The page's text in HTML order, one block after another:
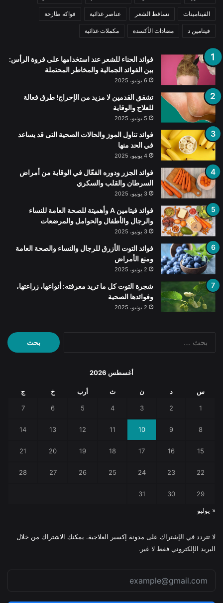
الفيتامينات تساقط الشعر عناصر غذائية فواكه طازجة
فيتامين د مضادات الأكسدة مكملات غذائية
فوائد الحناء للشعر عند استخدامها على فروة الرأس:
بين الفوائد الجمالية والمخاطر المحتملة
6 يونيو، 2025
تشقق القدمين لا مزيد من الإحراج! طرق فعالة
للعلاج والوقاية
5 يونيو، 2025
فوائد تناول الموز والحالات الصحية التى قد يساعد
في الحد منها
4 يونيو، 2025
فوائد الجزر ودوره الفعّال في الوقاية من أمراض
السرطان والقلب والسكري
3 يونيو، 2025
فوائد فيتامين A وأهميتة للصحة العامة للنساء
والرجال والأطفال والحوامل والمرضعات
3 يونيو، 2025
فوائد التوت الأزرق للرجال والنساء والصحة العامة
ومنع الأمراض
2 يونيو، 2025
شجرة التوت كل ما تريد معرفته: أنواعها، زراعتها،
وفوائدها الصحية
2 يونيو، 2025
البحث
عن:
أغسطس 2026
س د ن ث أرب خ ج
1
2
3
4
5
6
7
8
9
10
11
12
13
14
15
16
17
18
19
20
21
22
23
24
25
26
27
28
29
30
31
« يوليو
لا تتردد في الإشتراك على مدونة إكسير العلاجية. يمكنك الاشتراك من خلال
البريد الإلكتروني فقط لا غير.